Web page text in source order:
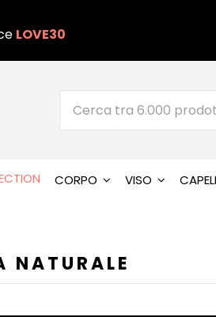
LOVE30
CORPO VISO
NATURALE